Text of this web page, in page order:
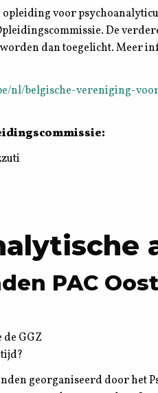
voor
De
dan toegelicht. Meer
nl/belgische-vereniging-
PAC
de GGZ
georganiseerd door het